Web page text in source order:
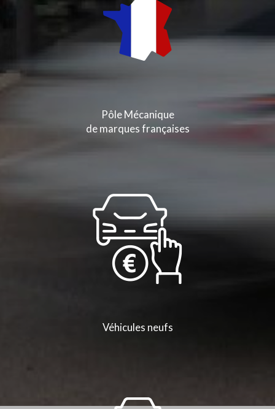
Pôle Mécanique
de marques françaises
Véhicules neufs